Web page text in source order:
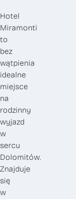
Hotel
Miramonti
to
bez
wątpienia
idealne
miejsce
na
rodzinny
wyjazd
w
sercu
Dolomitów.
Znajduje
się
w